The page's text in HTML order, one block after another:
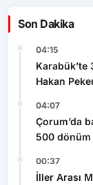
Son Dakika
04:15
Hakan
04:07
Çorum’da
500 dönüm
00:37
İller Arası